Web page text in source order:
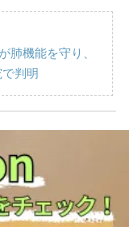
肺機能を守り、
判明